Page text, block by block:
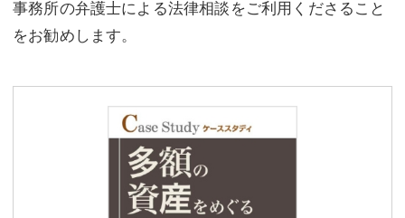
事務所の弁護士による法律相談をご利用くださること
をお勧めします。